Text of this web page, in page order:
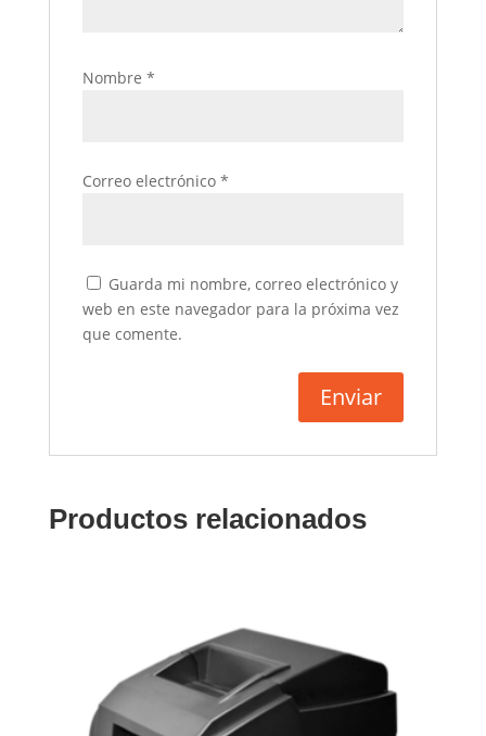
Nombre *
Correo electrónico *
Guarda mi nombre, correo electrónico y
web en este navegador para la próxima vez
que comente.
Productos relacionados